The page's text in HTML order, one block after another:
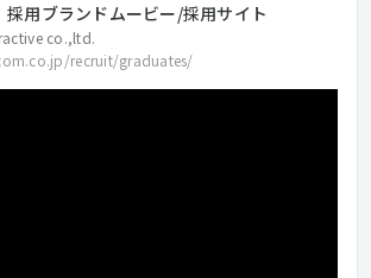
用ブランドムービー/採用サイト
co.,ltd.
recruit/graduates/